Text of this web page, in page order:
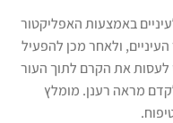
באמצעות האפליקטור
ולאחר מכן להפעיל
לעסות את הקרם לתוך העור
מראה רענן. מומלץ